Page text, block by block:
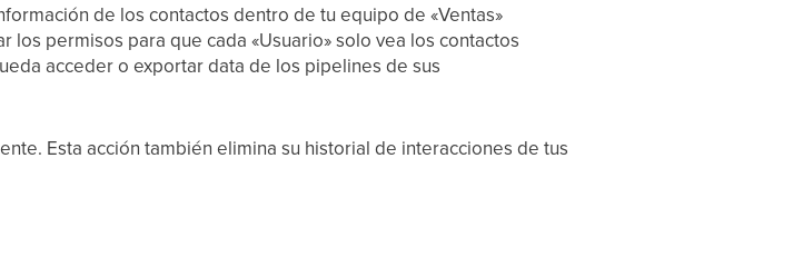
de los contactos dentro de tu equipo de «Ventas»
permisos para que cada «Usuario» solo vea los contactos
acceder o exportar data de los pipelines de sus
Esta acción también elimina su historial de interacciones de tus